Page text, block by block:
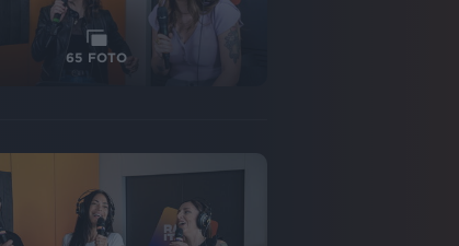
65 FOTO